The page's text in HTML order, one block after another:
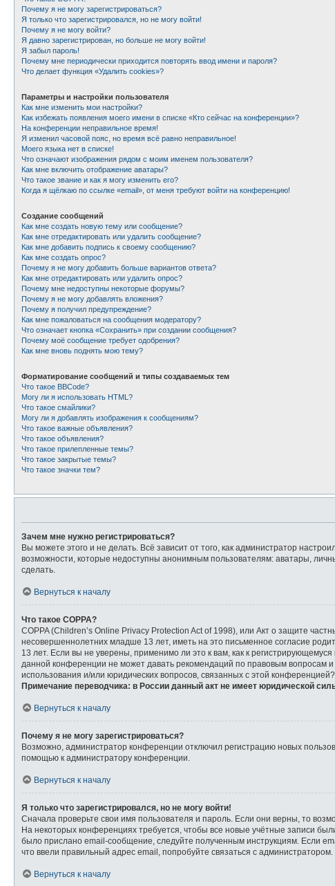
Почему я не могу зарегистрироваться?
Я только что зарегистрировался, но не могу войти!
Почему я не могу войти?
Я давно зарегистрирован, но больше не могу войти!
Я забыл пароль!
Почему мне периодически приходится повторять ввод имени и пароля?
Что делает функция «Удалить cookies»?
Параметры и настройки пользователя
Как мне изменить мои настройки?
Как избежать появления моего имени в списке «Кто сейчас на конференции»?
На конференции неправильное время!
Я изменил часовой пояс, но время всё равно неправильное!
Моего языка нет в списке!
Что означают изображения рядом с моим именем пользователя?
Как мне включить отображение аватары?
Что такое звание и как я могу изменить его?
Когда я щёлкаю по ссылке «email», от меня требуют войти на конференцию!
Создание сообщений
Как мне создать новую тему или сообщение?
Как мне отредактировать или удалить сообщение?
Как мне добавить подпись к своему сообщению?
Как мне создать опрос?
Почему я не могу добавить больше вариантов ответа?
Как мне отредактировать или удалить опрос?
Почему мне недоступны некоторые форумы?
Почему я не могу добавлять вложения?
Почему я получил предупреждение?
Как мне пожаловаться на сообщения модератору?
Что означает кнопка «Сохранить» при создании сообщения?
Почему моё сообщение требует одобрения?
Как мне вновь поднять мою тему?
Форматирование сообщений и типы создаваемых тем
Что такое BBCode?
Могу ли я использовать HTML?
Что такое смайлики?
Могу ли я добавлять изображения к сообщениям?
Что такое важные объявления?
Что такое объявления?
Что такое прилепленные темы?
Что такое закрытые темы?
Что такое значки тем?
Зачем мне нужно регистрироваться?
Вы можете этого и не делать. Всё зависит от того, как администратор
возможности, которые недоступны анонимным пользователям: аватары,
сделать.
Вернуться к началу
Что такое COPPA?
COPPA (Children’s Online Privacy Protection Act of 1998), или Акт о защите
несовершеннолетних младше 13 лет, иметь на это письменное согласие
13 лет. Если вы не уверены, применимо ли это к вам, как к
данной конференции не может давать рекомендаций по правовым вопросам
использования и/или юридических вопросов, связанных с этой
Примечание переводчика: в России данный акт не имеет юридической
Вернуться к началу
Почему я не могу зарегистрироваться?
Возможно, администратор конференции отключил регистрацию новых
помощью к администратору конференции.
Вернуться к началу
Я только что зарегистрировался, но не могу войти!
Сначала проверьте свои имя пользователя и пароль. Если они верны, то
На некоторых конференциях требуется, чтобы все новые учётные записи
было прислано email-сообщение, следуйте полученным инструкциям. Если
что ввели правильный адрес email, попробуйте связаться с администратором.
Вернуться к началу